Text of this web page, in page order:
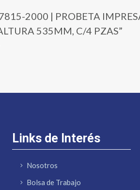
2000 | PROBETA
535MM, C/4 PZAS”
Links de Interés
Nosotros
Bolsa de Trabajo